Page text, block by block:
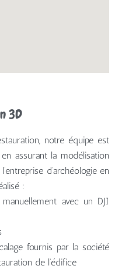
3D
notre équipe est
assurant la modélisation
d’archéologie en
:
avec un DJI
fournis par la société
de l’édifice